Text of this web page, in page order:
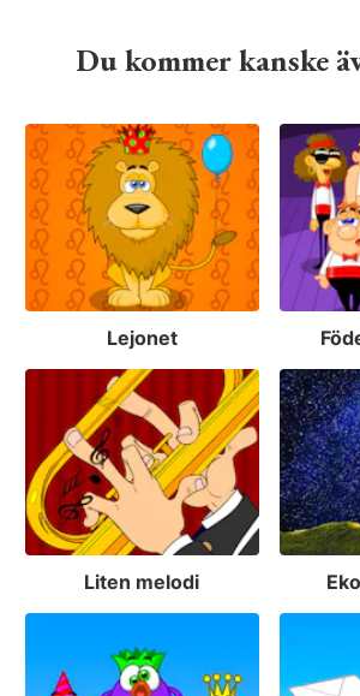
Du kommer kanske
Lejonet
Liten melodi